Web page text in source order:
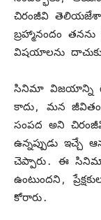
చిరంజీవి
బ్రహ్మానందం
విషయాలను
సినిమా విజయాన్ని
కాదు, మన
సంపద అని
ఉన్నప్పుడు ఇచ్చే
చెప్పారు. ఈ
ఉంటుందని,
కోరారు.